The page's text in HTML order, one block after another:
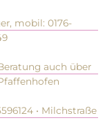
mobil: 0176-
auch über
• Milchstraße